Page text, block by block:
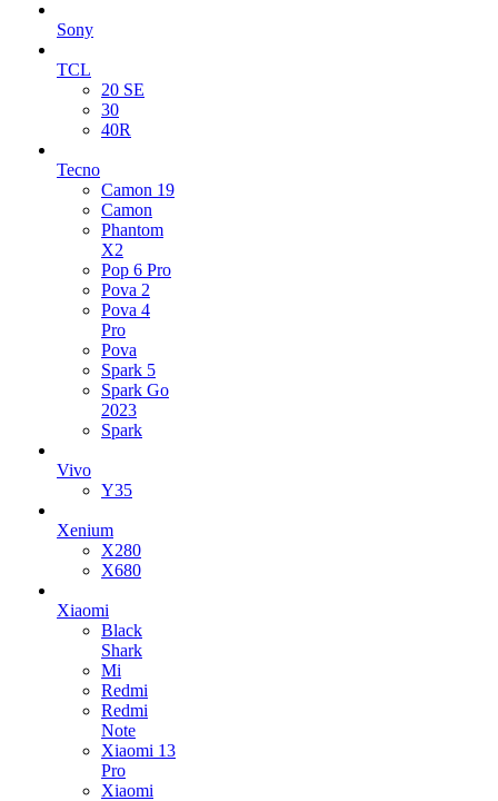
Sony
TCL
20 SE
30
40R
Tecno
Camon 19
Camon
Phantom
X2
Pop 6 Pro
Pova 2
Pova 4
Pro
Pova
Spark 5
Spark Go
2023
Spark
Vivo
Y35
Xenium
X280
X680
Xiaomi
Black
Shark
Mi
Redmi
Redmi
Note
Xiaomi 13
Pro
Xiaomi